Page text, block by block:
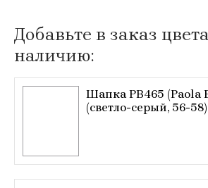
Добавьте в заказ
наличию:
Шапка РВ465 (Paola
(светло-серый, 56-58)